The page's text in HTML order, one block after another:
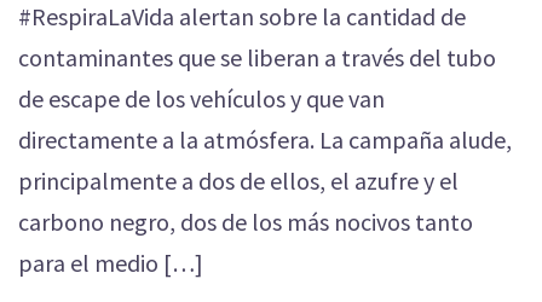
#RespiraLaVida alertan sobre la cantidad de
contaminantes que se liberan a través del tubo
de escape de los vehículos y que van
directamente a la atmósfera. La campaña alude,
principalmente a dos de ellos, el azufre y el
carbono negro, dos de los más nocivos tanto
para el medio […]